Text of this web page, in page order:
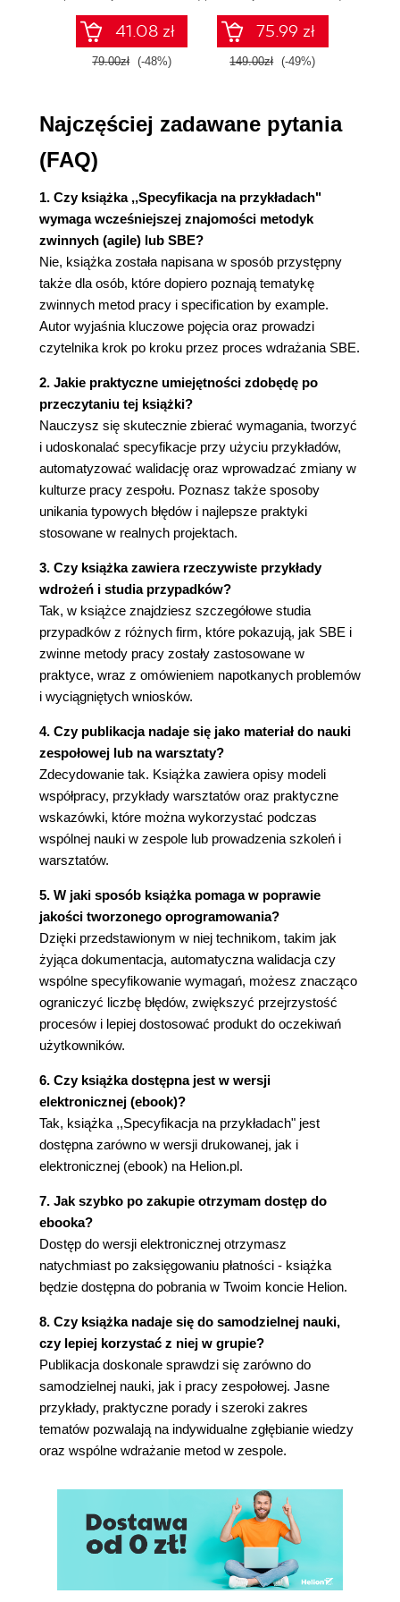
elementu systemu lojalnościowego (51)
Kluczowe przykłady (51)
Kluczowe przykłady: Darmowa dostawa (52)
Przykłady (53)
Wykonywalna specyfikacja (53)
Żyjąca dokumentacja (53)
Pamiętaj (54)
3. Żyjąca dokumentacja (55)
Dlaczego potrzebujemy pewnej dokumentacji?
(56)
Testy mogą być dobrą dokumentacją (57)
Tworzenie dokumentacji na podstawie
wykonywalnej specyfikacji (58)
Zalety modelu zorientowanego na dokumentację
(60)
Pamiętaj (61)
4. Inicjowanie zmian (63)
Jak rozpocząć zmianę procesu? (64)
Wdrażaj specyfikację przez przykłady jako
część rozległego procesu zmian (65)
Skup się na poprawie jakości (65)
Zacznij od automatyzacji testów
funkcjonalnych (66)
Wprowadź narzędzie do wykonywalnych
specyfikacji (68)
Wykorzystaj TDD jako odskocznię (70)
Jak zacząć zmieniać kulturę zespołu? (70)
Unikaj używania terminów sugerujących
zwinność lub bycie "agile" (70)
(72)
Sprzedaj specyfikację przez przykłady jako
lepszą metodę wykonywania testów
akceptacyjnych (73)
Niech automatyzacja testów nie będzie celem
końcowym (74)
Nie koncentruj się wyłącznie na narzędziu
W czasie migracji niech jedna osoba ciągle
pracuje nad starszymi skryptami (75)
Sprawdzaj, kto wykonuje testy automatyczne
(76)
Jak zespoły wdrażają zasady współpracy w
procesach iteracyjnych i przepływu? (77)
Zespół Global Talent Management z Ultimate
Software (77)
Zespół Sierra w BNP Paribas (80)
Sky Network Services (81)
Radzenie sobie z potrzebą formalnego
zatwierdzenia i identyfikowalnością (82)
Zachowaj wykonywalne specyfikacje w
Uzyskaj zatwierdzenie na eksportowanej
Uzyskaj zatwierdzenie zakresu, a nie
specyfikacji (84)
Uzyskaj zatwierdzenie "odchudzonych"
Wprowadź realizacje przypadków użycia (86)
Znaki ostrzegawcze (87)
Uważaj na testy, które często dają różne
wyniki (87)
Uważaj na bumerangi (88)
Uważaj na niedopasowanie organizacyjne
Uważaj na "chirurgię śrutówką" (90)
Pamiętaj (90)
CZĘŚĆ II. WZORCE KLUCZOWYCH PROCESÓW
5. Definiowanie zakresu na podstawie celów (93)
41.08 zł
79.00zł (-48%)
75.99 zł
149.00zł (-49%)
Najczęściej zadawane pytania
(FAQ)
1. Czy książka ,,Specyfikacja na przykładach"
wymaga wcześniejszej znajomości metodyk
zwinnych (agile) lub SBE?
Nie, książka została napisana w sposób przystępny
także dla osób, które dopiero poznają tematykę
zwinnych metod pracy i specification by example.
Autor wyjaśnia kluczowe pojęcia oraz prowadzi
czytelnika krok po kroku przez proces wdrażania SBE.
2. Jakie praktyczne umiejętności zdobędę po
przeczytaniu tej książki?
Nauczysz się skutecznie zbierać wymagania, tworzyć
i udoskonalać specyfikacje przy użyciu przykładów,
automatyzować walidację oraz wprowadzać zmiany w
kulturze pracy zespołu. Poznasz także sposoby
unikania typowych błędów i najlepsze praktyki
stosowane w realnych projektach.
3. Czy książka zawiera rzeczywiste przykłady
wdrożeń i studia przypadków?
Tak, w książce znajdziesz szczegółowe studia
przypadków z różnych firm, które pokazują, jak SBE i
zwinne metody pracy zostały zastosowane w
praktyce, wraz z omówieniem napotkanych problemów
i wyciągniętych wniosków.
4. Czy publikacja nadaje się jako materiał do nauki
zespołowej lub na warsztaty?
Zdecydowanie tak. Książka zawiera opisy modeli
współpracy, przykłady warsztatów oraz praktyczne
wskazówki, które można wykorzystać podczas
wspólnej nauki w zespole lub prowadzenia szkoleń i
warsztatów.
5. W jaki sposób książka pomaga w poprawie
jakości tworzonego oprogramowania?
Dzięki przedstawionym w niej technikom, takim jak
żyjąca dokumentacja, automatyczna walidacja czy
wspólne specyfikowanie wymagań, możesz znacząco
ograniczyć liczbę błędów, zwiększyć przejrzystość
procesów i lepiej dostosować produkt do oczekiwań
użytkowników.
6. Czy książka dostępna jest w wersji
elektronicznej (ebook)?
Tak, książka ,,Specyfikacja na przykładach" jest
dostępna zarówno w wersji drukowanej, jak i
elektronicznej (ebook) na Helion.pl.
7. Jak szybko po zakupie otrzymam dostęp do
ebooka?
Dostęp do wersji elektronicznej otrzymasz
natychmiast po zaksięgowaniu płatności - książka
będzie dostępna do pobrania w Twoim koncie Helion.
8. Czy książka nadaje się do samodzielnej nauki,
czy lepiej korzystać z niej w grupie?
Publikacja doskonale sprawdzi się zarówno do
samodzielnej nauki, jak i pracy zespołowej. Jasne
przykłady, praktyczne porady i szeroki zakres
tematów pozwalają na indywidualne zgłębianie wiedzy
oraz wspólne wdrażanie metod w zespole.